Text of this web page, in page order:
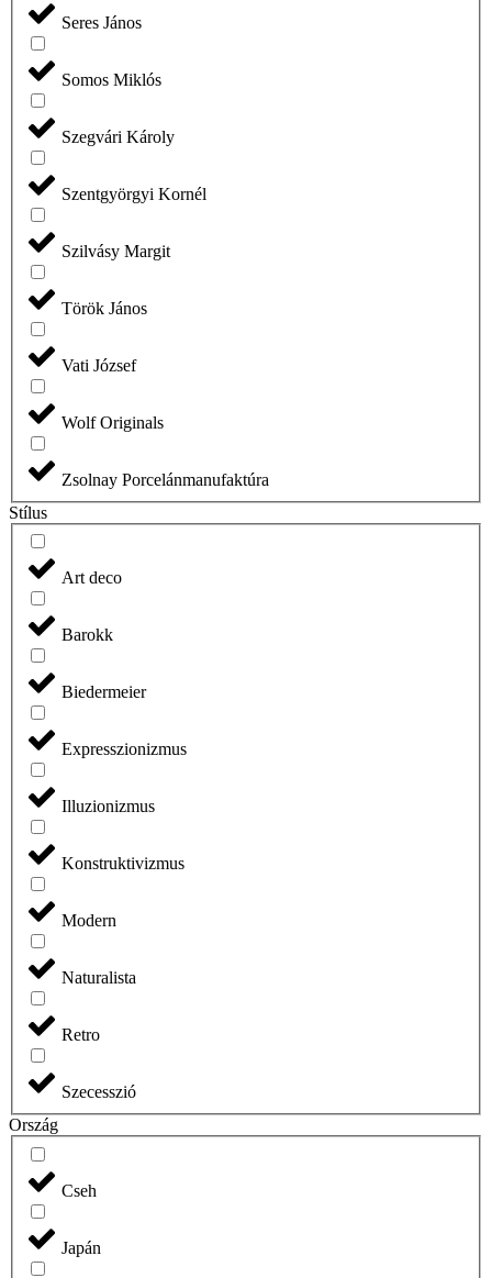
Seres János
Somos Miklós
Szegvári Károly
Szentgyörgyi Kornél
Szilvásy Margit
Török János
Vati József
Wolf Originals
Zsolnay Porcelánmanufaktúra
Stílus
Art deco
Barokk
Biedermeier
Expresszionizmus
Illuzionizmus
Konstruktivizmus
Modern
Naturalista
Retro
Szecesszió
Ország
Cseh
Japán